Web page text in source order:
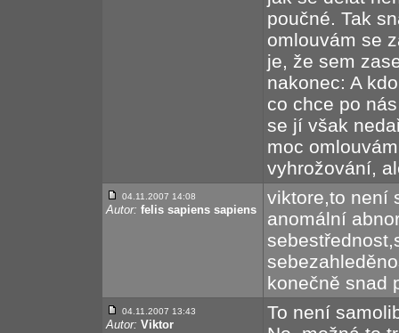
poučné. Tak
omlouvám se
je, že sem
nakonec: A
co chce po
se jí však
moc
vyhrožování,
04.11.2007 14:08
Autor: felis sapiens sapiens
viktore,to není
anomální
konečně snad
04.11.2007 13:43
Autor: Viktor
To není